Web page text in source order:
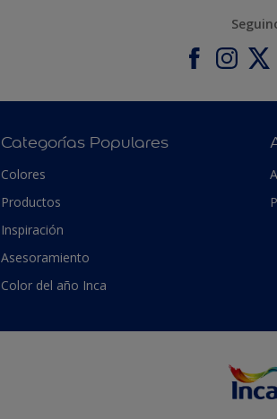
Categorías Populares
Colores
Productos
Inspiración
Asesoramiento
Color del año Inca